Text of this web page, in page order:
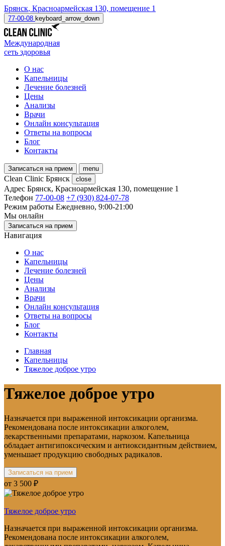
Брянск, Красноармейская 130, помещение 1
77-00-08 keyboard_arrow_down
Международная
сеть здоровья
О нас
Капельницы
Лечение болезней
Цены
Анализы
Врачи
Онлайн консультация
Ответы на вопросы
Блог
Контакты
Записаться на прием menu
Clean Clinic Брянск close
Адрес Брянск, Красноармейская 130, помещение 1
Телефон 77-00-08 +7 (930) 824-07-78
Режим работы Ежедневно, 9:00-21:00
Мы онлайн
Записаться на прием
Навигация
О нас
Капельницы
Лечение болезней
Цены
Анализы
Врачи
Онлайн консультация
Ответы на вопросы
Блог
Контакты
Главная
Капельницы
Тяжелое доброе утро
Тяжелое доброе утро
Назначается при выраженной интоксикации организма.
Рекомендована после интоксикации алкоголем,
лекарственными препаратами, наркозом. Капельница
обладает антигипоксическим и антиоксидантным действием,
уменьшает продукцию свободных радикалов.
Записаться на прием
от 3 500 ₽
Тяжелое доброе утро
Назначается при выраженной интоксикации организма.
Рекомендована после интоксикации алкоголем,